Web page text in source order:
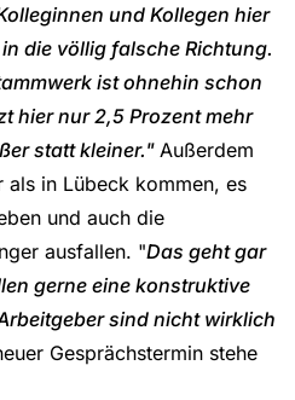
und Kollegen hier
die völlig falsche Richtung.
ist ohnehin schon
hier nur 2,5 Prozent mehr
statt kleiner." Außerdem
als in Lübeck kommen, es
und auch die
ausfallen. "Das geht gar
gerne eine konstruktive
sind nicht wirklich
Gesprächstermin stehe